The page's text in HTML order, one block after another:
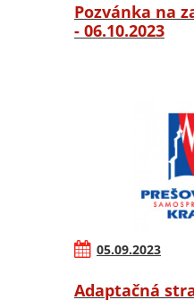
Pozvánka na
- 06.10.2023
05.09.2023
Adaptačná